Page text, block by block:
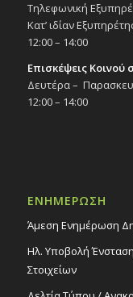
Τηλεφωνική
Κατ’ ιδίαν
12:00 – 14:00
Επισκέψεις
Δευτέρα –
12:00 – 14:00
ΕΝΗΜΕΡΩΣΗ
Άμεση Ενημέρωση
Ηλ. Υποβολή
Στοιχείων